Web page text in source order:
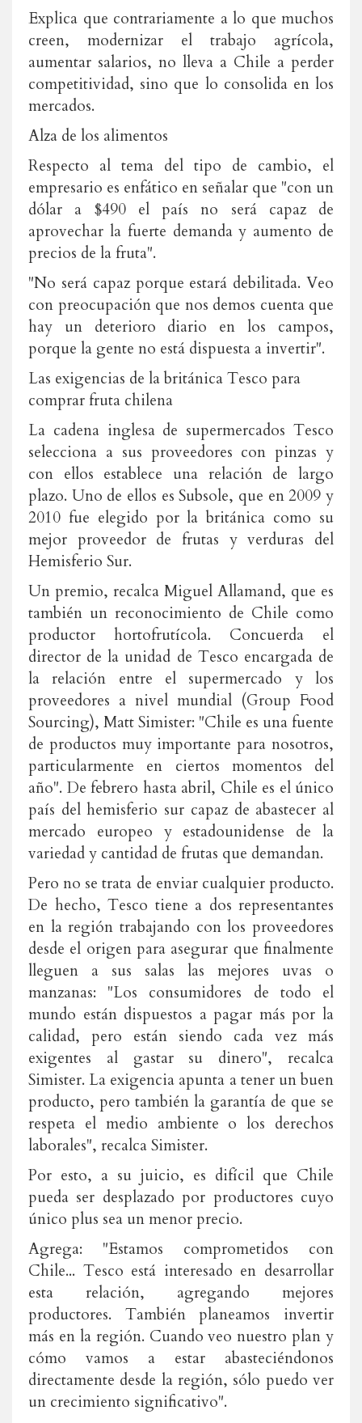
Explica que contrariamente a lo que muchos
creen, modernizar el trabajo agrícola,
aumentar salarios, no lleva a Chile a perder
competitividad, sino que lo consolida en los
mercados.
Alza de los alimentos
Respecto al tema del tipo de cambio, el
empresario es enfático en señalar que "con un
dólar a $490 el país no será capaz de
aprovechar la fuerte demanda y aumento de
precios de la fruta".
"No será capaz porque estará debilitada. Veo
con preocupación que nos demos cuenta que
hay un deterioro diario en los campos,
porque la gente no está dispuesta a invertir".
Las exigencias de la británica Tesco para
comprar fruta chilena
La cadena inglesa de supermercados Tesco
selecciona a sus proveedores con pinzas y
con ellos establece una relación de largo
plazo. Uno de ellos es Subsole, que en 2009 y
2010 fue elegido por la británica como su
mejor proveedor de frutas y verduras del
Hemisferio Sur.
Un premio, recalca Miguel Allamand, que es
también un reconocimiento de Chile como
productor hortofrutícola. Concuerda el
director de la unidad de Tesco encargada de
la relación entre el supermercado y los
proveedores a nivel mundial (Group Food
Sourcing), Matt Simister: "Chile es una fuente
de productos muy importante para nosotros,
particularmente en ciertos momentos del
año". De febrero hasta abril, Chile es el único
país del hemisferio sur capaz de abastecer al
mercado europeo y estadounidense de la
variedad y cantidad de frutas que demandan.
Pero no se trata de enviar cualquier producto.
De hecho, Tesco tiene a dos representantes
en la región trabajando con los proveedores
desde el origen para asegurar que finalmente
lleguen a sus salas las mejores uvas o
manzanas: "Los consumidores de todo el
mundo están dispuestos a pagar más por la
calidad, pero están siendo cada vez más
exigentes al gastar su dinero", recalca
Simister. La exigencia apunta a tener un buen
producto, pero también la garantía de que se
respeta el medio ambiente o los derechos
laborales", recalca Simister.
Por esto, a su juicio, es difícil que Chile
pueda ser desplazado por productores cuyo
único plus sea un menor precio.
Agrega: "Estamos comprometidos con
Chile... Tesco está interesado en desarrollar
esta relación, agregando mejores
productores. También planeamos invertir
más en la región. Cuando veo nuestro plan y
cómo vamos a estar abasteciéndonos
directamente desde la región, sólo puedo ver
un crecimiento significativo".